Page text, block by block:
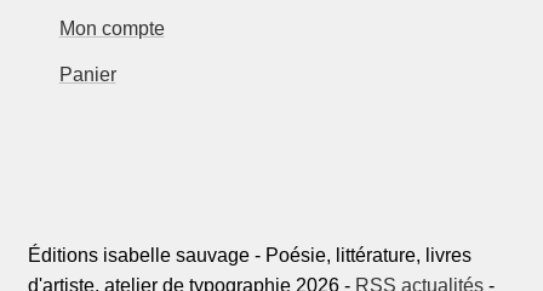
Mon compte
Panier
Éditions isabelle sauvage - Poésie, littérature, livres
d'artiste, atelier de typographie 2026 - RSS actualités-